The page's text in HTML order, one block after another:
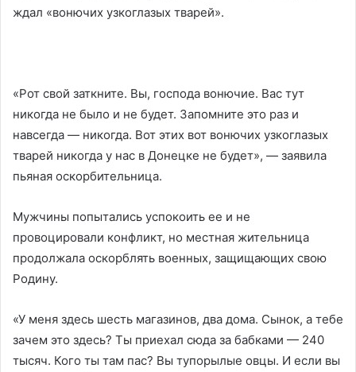
ждал «вонючих узкоглазых тварей».
«Рот свой заткните. Вы, господа вонючие. Вас тут
никогда не было и не будет. Запомните это раз и
навсегда — никогда. Вот этих вот вонючих узкоглазых
тварей никогда у нас в Донецке не будет», — заявила
пьяная оскорбительница.
Мужчины попытались успокоить ее и не
провоцировали конфликт, но местная жительница
продолжала оскорблять военных, защищающих свою
Родину.
«У меня здесь шесть магазинов, два дома. Сынок, а тебе
зачем это здесь? Ты приехал сюда за бабками — 240
тысяч. Кого ты там пас? Вы тупорылые овцы. И если вы